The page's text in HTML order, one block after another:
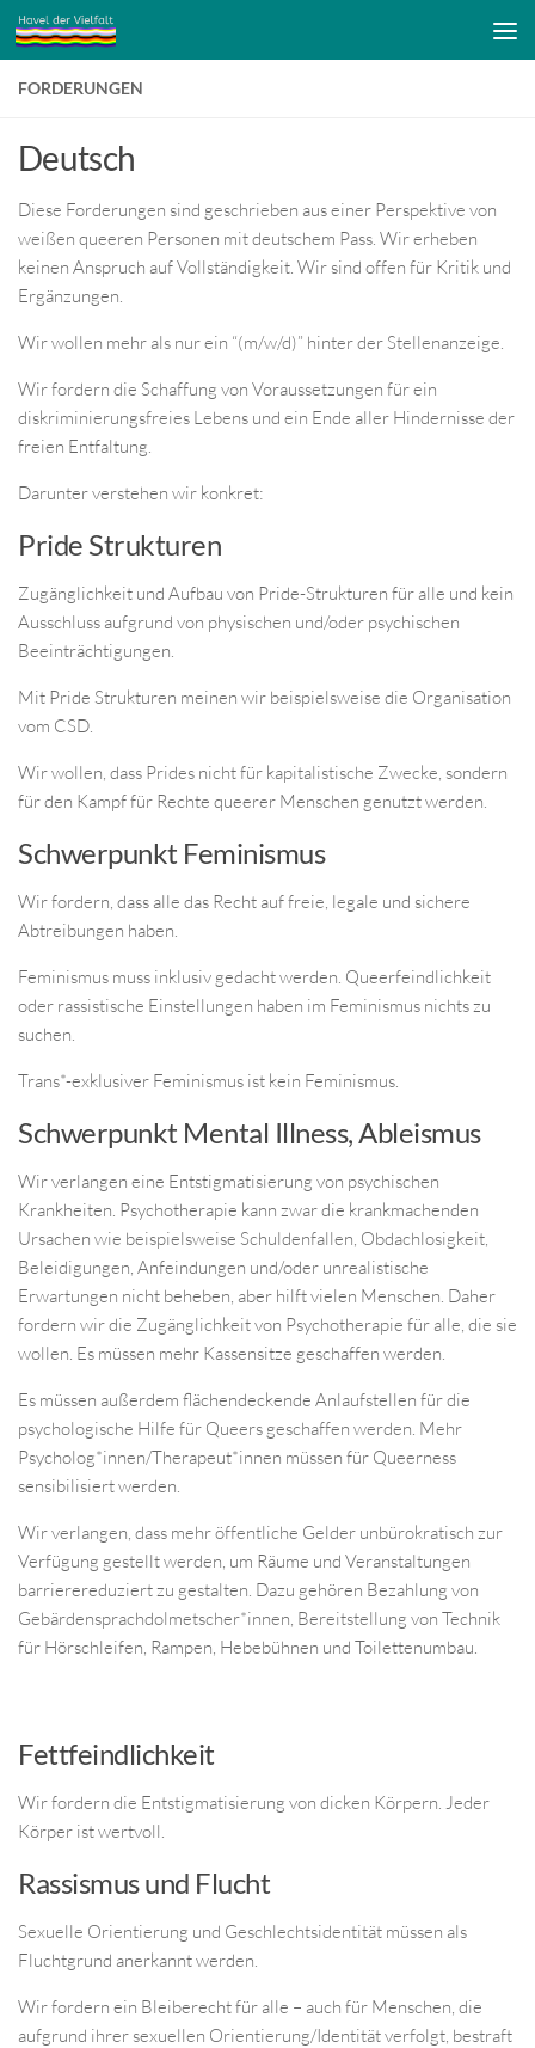
Zum Inhalt springen
FORDERUNGEN
Deutsch
Diese Forderungen sind geschrieben aus einer Perspektive von
weißen queeren Personen mit deutschem Pass. Wir erheben
keinen Anspruch auf Vollständigkeit. Wir sind offen für Kritik und
Ergänzungen.
Wir wollen mehr als nur ein “(m/w/d)” hinter der Stellenanzeige.
Wir fordern die Schaffung von Voraussetzungen für ein
diskriminierungsfreies Lebens und ein Ende aller Hindernisse der
freien Entfaltung.
Darunter verstehen wir konkret:
Pride Strukturen
Zugänglichkeit und Aufbau von Pride-Strukturen für alle und kein
Ausschluss aufgrund von physischen und/oder psychischen
Beeinträchtigungen.
Mit Pride Strukturen meinen wir beispielsweise die Organisation
vom CSD.
Wir wollen, dass Prides nicht für kapitalistische Zwecke, sondern
für den Kampf für Rechte queerer Menschen genutzt werden.
Schwerpunkt Feminismus
Wir fordern, dass alle das Recht auf freie, legale und sichere
Abtreibungen haben.
Feminismus muss inklusiv gedacht werden. Queerfeindlichkeit
oder rassistische Einstellungen haben im Feminismus nichts zu
suchen.
Trans*-exklusiver Feminismus ist kein Feminismus.
Schwerpunkt Mental Illness, Ableismus
Wir verlangen eine Entstigmatisierung von psychischen
Krankheiten. Psychotherapie kann zwar die krankmachenden
Ursachen wie beispielsweise Schuldenfallen, Obdachlosigkeit,
Beleidigungen, Anfeindungen und/oder unrealistische
Erwartungen nicht beheben, aber hilft vielen Menschen. Daher
fordern wir die Zugänglichkeit von Psychotherapie für alle, die sie
wollen. Es müssen mehr Kassensitze geschaffen werden.
Es müssen außerdem flächendeckende Anlaufstellen für die
psychologische Hilfe für Queers geschaffen werden. Mehr
Psycholog*innen/Therapeut*innen müssen für Queerness
sensibilisiert werden.
Wir verlangen, dass mehr öffentliche Gelder unbürokratisch zur
Verfügung gestellt werden, um Räume und Veranstaltungen
barrierereduziert zu gestalten. Dazu gehören Bezahlung von
Gebärdensprachdolmetscher*innen, Bereitstellung von Technik
für Hörschleifen, Rampen, Hebebühnen und Toilettenumbau.
Fettfeindlichkeit
Wir fordern die Entstigmatisierung von dicken Körpern. Jeder
Körper ist wertvoll.
Rassismus und Flucht
Sexuelle Orientierung und Geschlechtsidentität müssen als
Fluchtgrund anerkannt werden.
Wir fordern ein Bleiberecht für alle – auch für Menschen, die
aufgrund ihrer sexuellen Orientierung/Identität verfolgt, bestraft